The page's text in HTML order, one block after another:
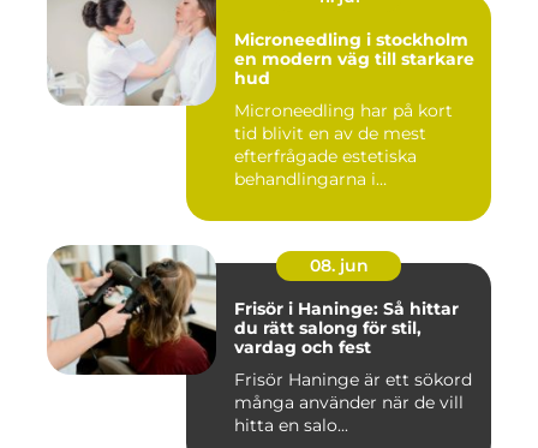
Microneedling i stockholm
en modern väg till starkare
hud
Microneedling har på kort
tid blivit en av de mest
efterfrågade estetiska
behandlingarna i
08. jun
Frisör i Haninge: Så hittar
du rätt salong för stil,
vardag och fest
Frisör Haninge är ett sökord
många använder när de vill
hitta en salo...